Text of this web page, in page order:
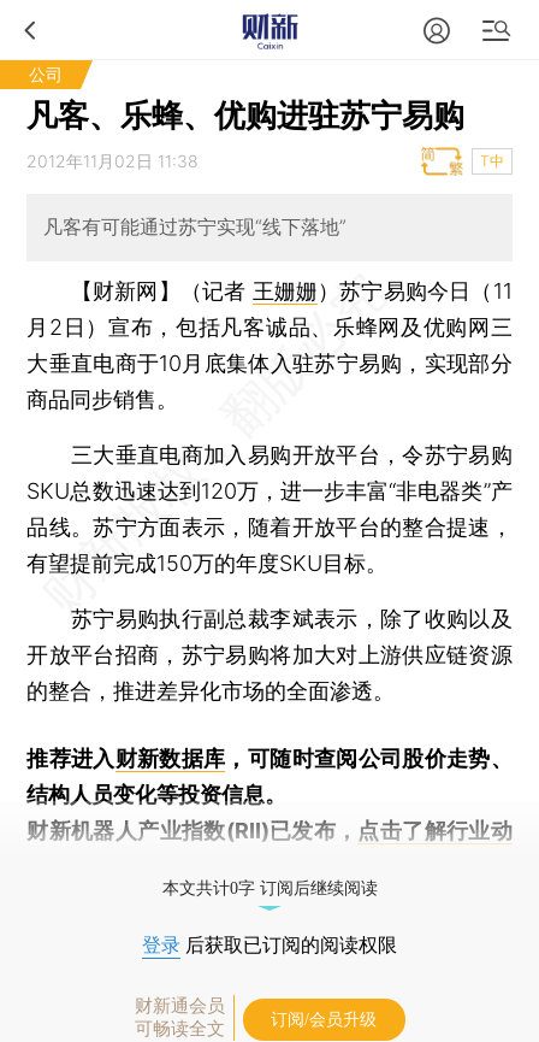
公司
凡客、乐蜂、优购进驻苏宁易购
2012年11月02日 11:38 T中
凡客有可能通过苏宁实现“线下落地”
【财新网】（记者 王姗姗）苏宁易购今日（11
月2日）宣布，包括凡客诚品、乐蜂网及优购网三
大垂直电商于10月底集体入驻苏宁易购，实现部分
商品同步销售。
三大垂直电商加入易购开放平台，令苏宁易购
SKU总数迅速达到120万，进一步丰富“非电器类”产
品线。苏宁方面表示，随着开放平台的整合提速，
有望提前完成150万的年度SKU目标。
苏宁易购执行副总裁李斌表示，除了收购以及
开放平台招商，苏宁易购将加大对上游供应链资源
的整合，推进差异化市场的全面渗透。
推荐进入财新数据库 ，可随时查阅公司股价走势、
结构人员变化等投资信息。
财新机器人产业指数(RII)已发布， 点击了解行业动
本文共计0字 订阅后继续阅读
登录 后获取已订阅的阅读权限
财新通会员
可畅读全文
订阅/会员升级